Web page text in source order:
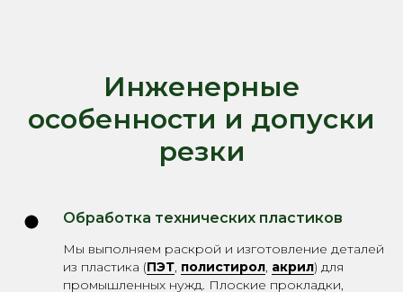
Инженерные
особенности и допуски
резки
Обработка технических пластиков
Мы выполняем раскрой и изготовление деталей
из пластика (ПЭТ, полистирол, акрил) для
промышленных нужд. Плоские прокладки,